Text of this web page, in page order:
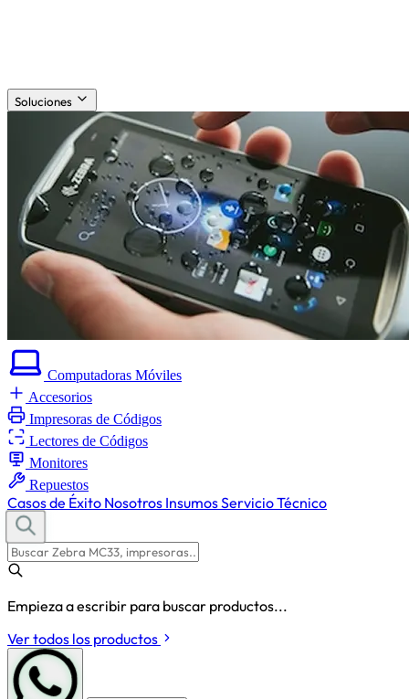
Soluciones
Computadoras Móviles
Accesorios
Impresoras de Códigos
Lectores de Códigos
Monitores
Repuestos
Casos de Éxito Nosotros InsumosServicio Técnico
Empieza a escribir para buscar productos...
Ver todos los productos